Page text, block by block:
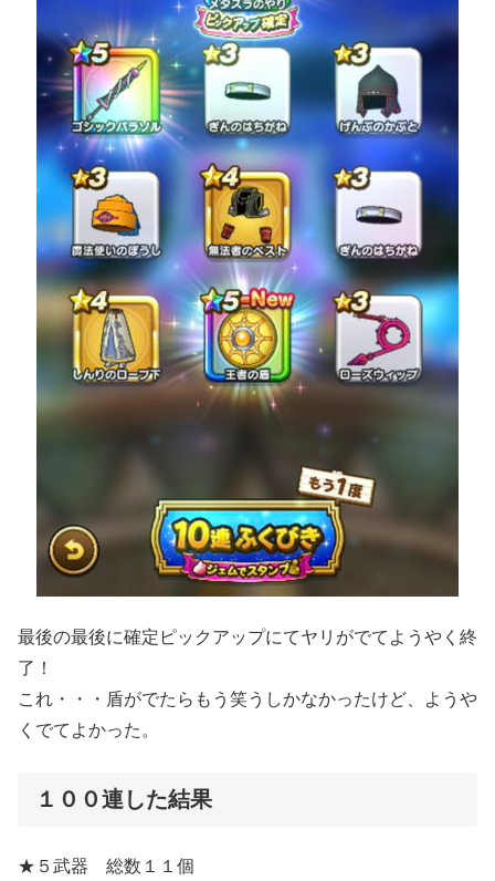
最後の最後に確定ピックアップにてヤリがでてようやく終
了！
これ・・・盾がでたらもう笑うしかなかったけど、ようや
くでてよかった。
１００連した結果
★５武器 総数１１個